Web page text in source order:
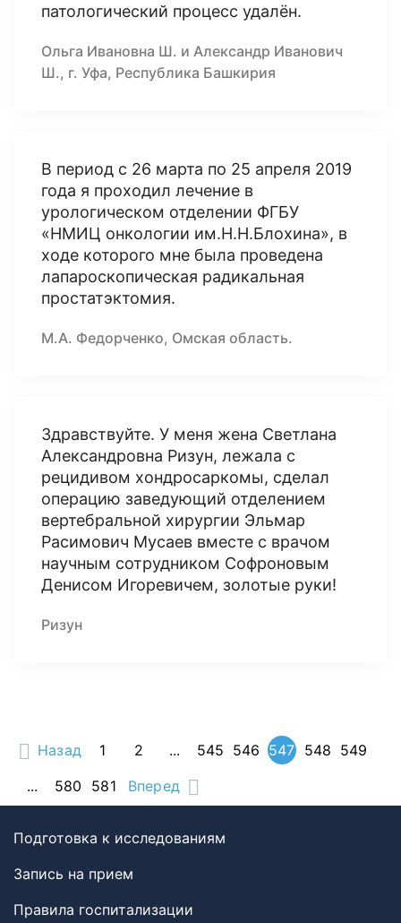
патологический процесс удалён.
Ольга Ивановна Ш. и Александр Иванович
Ш., г. Уфа, Республика Башкирия
В период с 26 марта по 25 апреля 2019
года я проходил лечение в
урологическом отделении ФГБУ
«НМИЦ онкологии им.Н.Н.Блохина», в
ходе которого мне была проведена
лапароскопическая радикальная
простатэктомия.
М.А. Федорченко, Омская область.
Здравствуйте. У меня жена Светлана
Александровна Ризун, лежала с
рецидивом хондросаркомы, сделал
операцию заведующий отделением
вертебральной хирургии Эльмар
Расимович Мусаев вместе с врачом
научным сотрудником Софроновым
Денисом Игоревичем, золотые руки!
Ризун
Назад 1 2 ... 545 546 547 548 549
...
580 581 Вперед
Подготовка к исследованиям
Запись на прием
Правила госпитализации